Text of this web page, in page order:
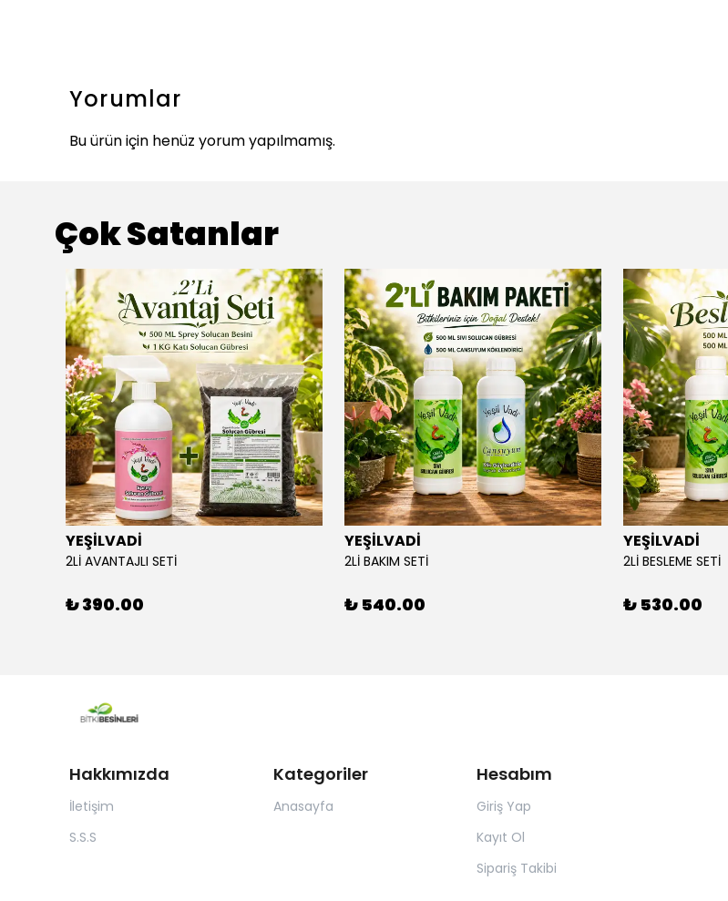
Yorumlar
Bu ürün için henüz yorum yapılmamış.
Çok Satanlar
YEŞİLVADİ
2Lİ AVANTAJLI SETİ
₺ 390.00
YEŞİLVADİ
2Lİ BAKIM SETİ
₺ 540.00
YEŞİLVADİ
2Lİ BESLEME SETİ
₺ 530.00
Hakkımızda
İletişim
S.S.S
Kategoriler
Anasayfa
Hesabım
Giriş Yap
Kayıt Ol
Sipariş Takibi